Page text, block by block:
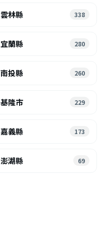
雲林縣 338
宜蘭縣 280
南投縣 260
基隆市 229
嘉義縣 173
澎湖縣 69